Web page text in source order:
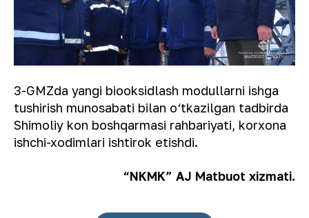
3-GMZda yangi biooksidlash modullarni ishga
tushirish munosabati bilan o‘tkazilgan tadbirda
Shimoliy kon boshqarmasi rahbariyati, korxona
ishchi-xodimlari ishtirok etishdi.
“NKMK” AJ Matbuot xizmati.